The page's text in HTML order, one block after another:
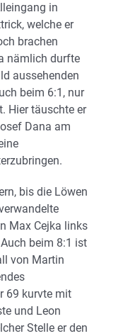
in
welche er
brachen
nämlich durfte
aussehenden
beim 6:1, nur
Hier täuschte er
Dana am
bis die Löwen
Max Cejka links
beim 8:1 ist
von Martin
69 kurvte mit
und Leon
Stelle er den